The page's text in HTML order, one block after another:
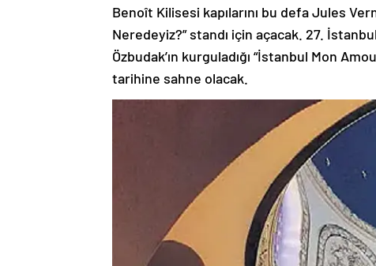
Benoît Kilisesi kapılarını bu defa Jules
Neredeyiz?” standı için açacak. 27.
Özbudak’ın kurguladığı “İstanbul Mon
tarihine sahne olacak.